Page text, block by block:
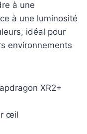
à une
à une luminosité
idéal pour
environnements
XR2+
œil